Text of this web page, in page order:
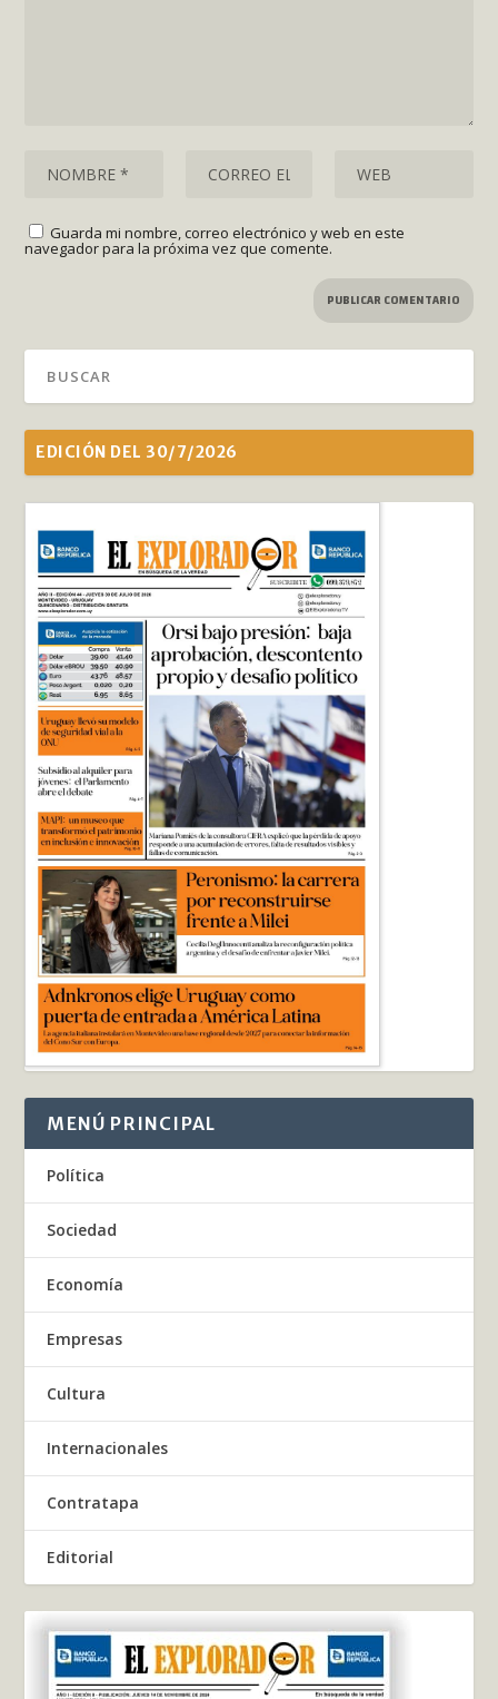
Guarda mi nombre, correo electrónico y web en este
navegador para la próxima vez que comente.
EDICIÓN DEL 30/7/2026
MENÚ PRINCIPAL
Política
Sociedad
Economía
Empresas
Cultura
Internacionales
Contratapa
Editorial